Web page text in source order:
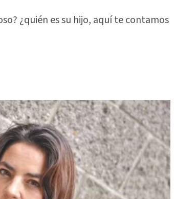
¿quién es su hijo, aquí te contamos